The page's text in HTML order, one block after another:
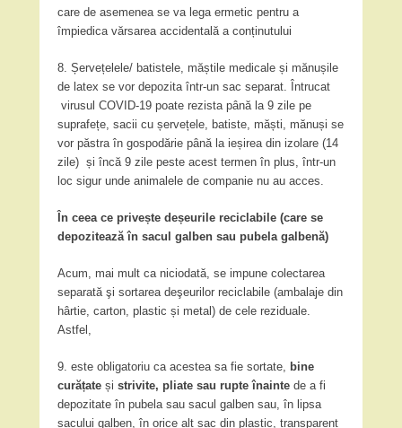
care de asemenea se va lega ermetic pentru a
împiedica vărsarea accidentală a conținutului
8. Șervețelele/ batistele, măștile medicale și mănușile
de latex se vor depozita într-un sac separat. Întrucat
virusul COVID-19 poate rezista până la 9 zile pe
suprafețe, sacii cu șervețele, batiste, măști, mănuși se
vor păstra în gospodărie până la ieșirea din izolare (14
zile) și încă 9 zile peste acest termen în plus, într-un
loc sigur unde animalele de companie nu au acces.
În ceea ce privește deșeurile reciclabile (care se
depozitează în sacul galben sau pubela galbenă)
Acum, mai mult ca niciodată, se impune colectarea
separată şi sortarea deşeurilor reciclabile (ambalaje din
hârtie, carton, plastic și metal) de cele reziduale.
Astfel,
9. este obligatoriu ca acestea sa fie sortate, bine
curățate și strivite, pliate sau rupte înainte de a fi
depozitate în pubela sau sacul galben sau, în lipsa
sacului galben, în orice alt sac din plastic, transparent